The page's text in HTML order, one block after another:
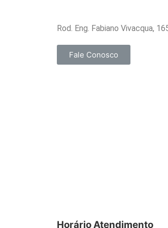
Rod. Eng. Fabiano Vivacqua,
Fale Conosco
Horário Atendimento